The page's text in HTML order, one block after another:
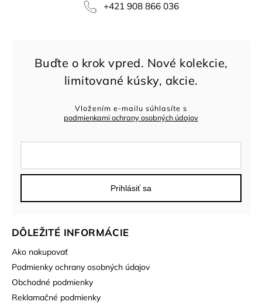
+421 908 866 036
DÔLEŽITÉ INFORMÁCIE
Ako nakupovať
Podmienky ochrany osobných údajov
Obchodné podmienky
Reklamačné podmienky
Vložením e-mailu súhlasíte s
podmienkami ochrany osobných údajov
Prihlásiť sa